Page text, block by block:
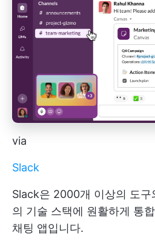
via
Slack
Slack은 2000개 이상의 도구
의 기술 스택에 원활하게 통
채팅 앱입니다.